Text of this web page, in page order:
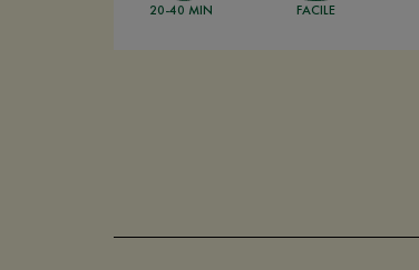
20-40 MIN FACILE